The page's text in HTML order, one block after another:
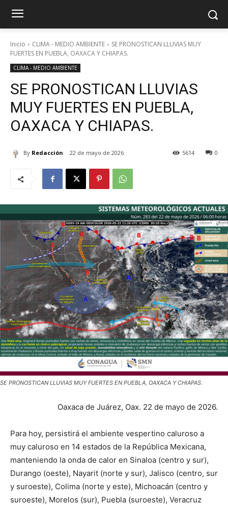
Inicio CLIMA - MEDIO AMBIENTE
SE PRONOSTICAN LLUVIAS MUY
FUERTES EN PUEBLA, OAXACA Y CHIAPAS.
CLIMA - MEDIO AMBIENTE
SE PRONOSTICAN LLUVIAS
MUY FUERTES EN PUEBLA,
OAXACA Y CHIAPAS.
By Redacción 22 de mayo de 2026 0
5614
SE PRONOSTICAN LLUVIAS MUY FUERTES EN PUEBLA, OAXACA Y CHIAPAS.
Oaxaca de Juárez, Oax. 22 de mayo de 2026.
Para hoy, persistirá el ambiente vespertino caluroso a
muy caluroso en 14 estados de la República Mexicana,
manteniendo la onda de calor en Sinaloa (centro y sur),
Durango (oeste), Nayarit (norte y sur), Jalisco (centro, sur
y suroeste), Colima (norte y este), Michoacán (centro y
suroeste), Morelos (sur), Puebla (suroeste), Veracruz